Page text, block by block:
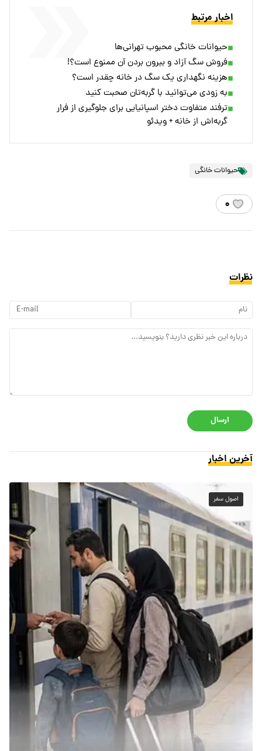
اخبار مرتبط
حیوانات خانگی محبوب تهرانی‌ها
فروش سگ آزاد و بیرون بردن آن ممنوع است؟!
هزینه نگهداری یک سگ در خانه چقدر است؟
به زودی می‌توانید با گربه‌تان صحبت کنید
ترفند متفاوت دختر اسپانیایی برای جلوگیری از فرار
گربه‌اش از خانه + ویدئو
حیوانات خانگی
۰
نظرات
ارسال
آخرین اخبار
اصول سفر